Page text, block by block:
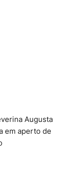
Augusta
em aperto de